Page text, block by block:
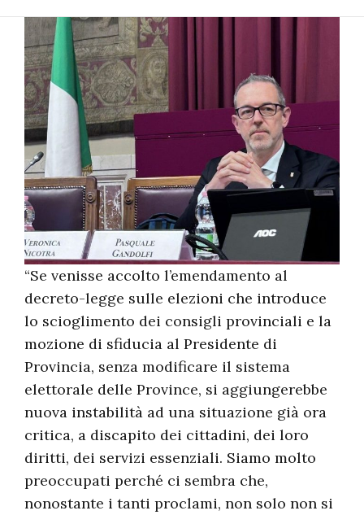
“Se venisse accolto l’emendamento al
decreto-legge sulle elezioni che introduce
lo scioglimento dei consigli provinciali e la
mozione di sfiducia al Presidente di
Provincia, senza modificare il sistema
elettorale delle Province, si aggiungerebbe
nuova instabilità ad una situazione già ora
critica, a discapito dei cittadini, dei loro
diritti, dei servizi essenziali. Siamo molto
preoccupati perché ci sembra che,
nonostante i tanti proclami, non solo non si